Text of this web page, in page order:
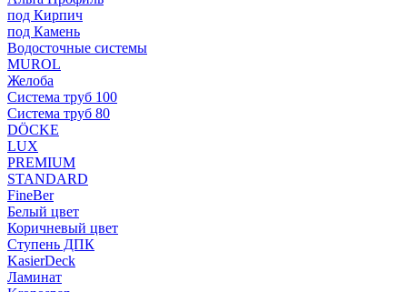
под Кирпич
под Камень
Водосточные системы
MUROL
Желоба
Система труб 100
Система труб 80
DÖCKE
LUX
PREMIUM
STANDARD
FineBer
Белый цвет
Коричневый цвет
Ступень ДПК
KasierDeck
Ламинат